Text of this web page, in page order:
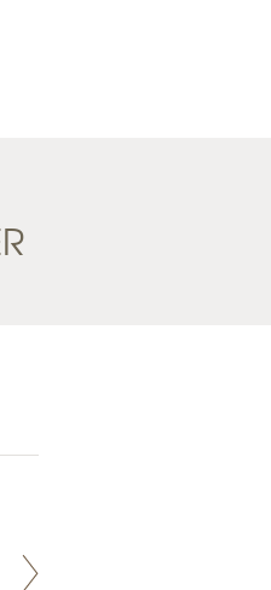
Maldives à la Carte propose tous